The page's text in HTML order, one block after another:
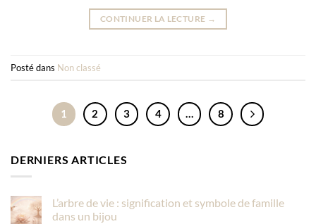
CONTINUER LA LECTURE →
Posté dans Non classé
1 2 3 4 … 8
DERNIERS ARTICLES
L’arbre de vie : signification et symbole de famille
dans un bijou